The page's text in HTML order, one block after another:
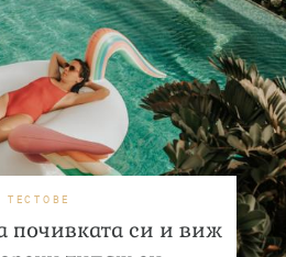
ТЕСТОВЕ
почивката си и виж